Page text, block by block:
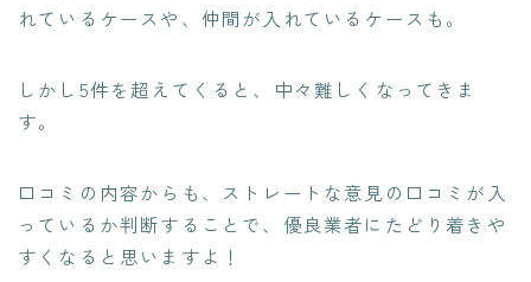
れているケースや、仲間が入れているケースも。
しかし5件を超えてくると、中々難しくなってきま
す。
口コミの内容からも、 ストレートな意見の口コミが入
っているか判断することで、 優良業者にたどり着きや
すくなる と思いますよ！